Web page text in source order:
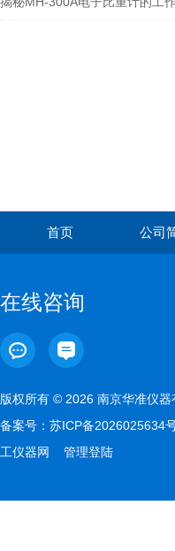
首页 公司
在线咨询
版权所有 © 2026 南京华准仪
备案号： 苏ICP备2026025634
工仪器网
管理登陆